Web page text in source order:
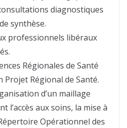
diagnostiques
synthèse.
professionnels libéraux
Régionales de Santé
Projet Régional de Santé.
d’un maillage
l’accès aux soins, la mise à
Opérationnel des